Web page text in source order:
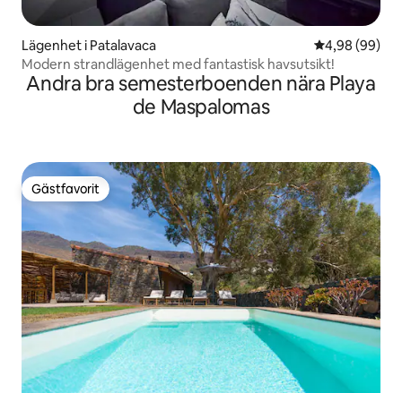
Lägenhet i Patalavaca 4,98 av 5 i
4,98 (99)
Modern strandlägenhet med fantastisk havsutsikt!
Andra bra semesterboenden nära Playa
de Maspalomas
Gästfavorit
Gästfavorit